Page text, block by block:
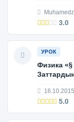
3.0
УРОК
Физика
16.10.2015
5.0